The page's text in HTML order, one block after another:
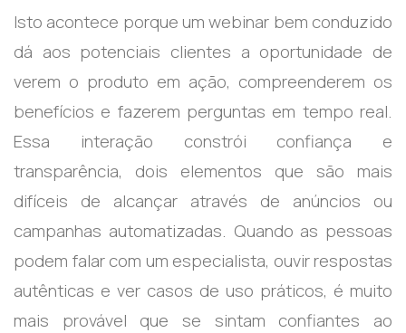
Isto acontece porque um webinar bem conduzido
dá aos potenciais clientes a oportunidade de
verem o produto em ação, compreenderem os
benefícios e fazerem perguntas em tempo real.
Essa interação constrói confiança e
transparência, dois elementos que são mais
difíceis de alcançar através de anúncios ou
campanhas automatizadas. Quando as pessoas
podem falar com um especialista, ouvir respostas
autênticas e ver casos de uso práticos, é muito
mais provável que se sintam confiantes ao